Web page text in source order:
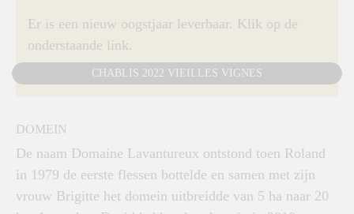
Er is een nieuw oogstjaar leverbaar. Klik op de
onderstaande link.
CHABLIS 2022 VIEILLES VIGNES
DOMEIN
De naam Domaine Lavantureux ontstond toen Roland
in 1979 de eerste flessen bottelde en samen met zijn
vrouw Brigitte het domein uitbreidde van 5 ha naar 20